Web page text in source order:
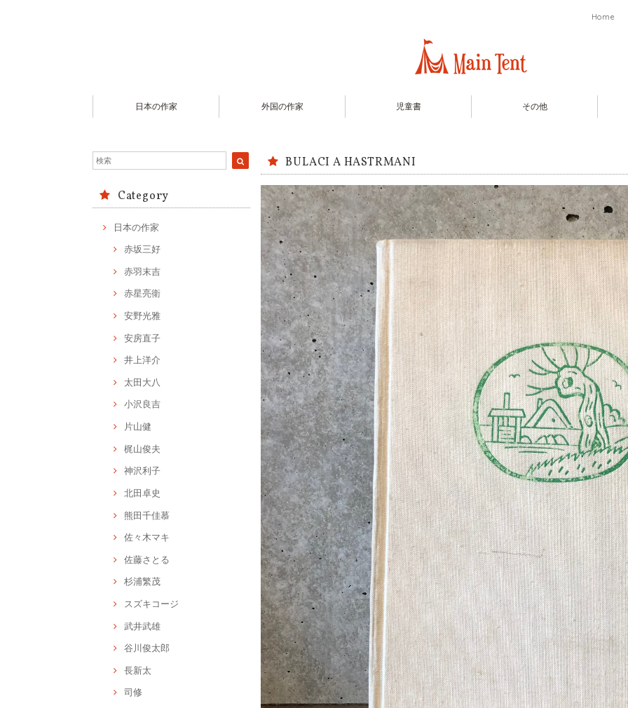
Home
日本の作家 外国の作家 児童書 その他
Category
日本の作家
赤坂三好
赤羽末吉
赤星亮衛
安野光雅
安房直子
井上洋介
太田大八
小沢良吉
片山健
梶山俊夫
神沢利子
北田卓史
熊田千佳慕
佐々木マキ
佐藤さとる
杉浦繁茂
スズキコージ
武井武雄
谷川俊太郎
長新太
司修
BULACI A HASTRMANI